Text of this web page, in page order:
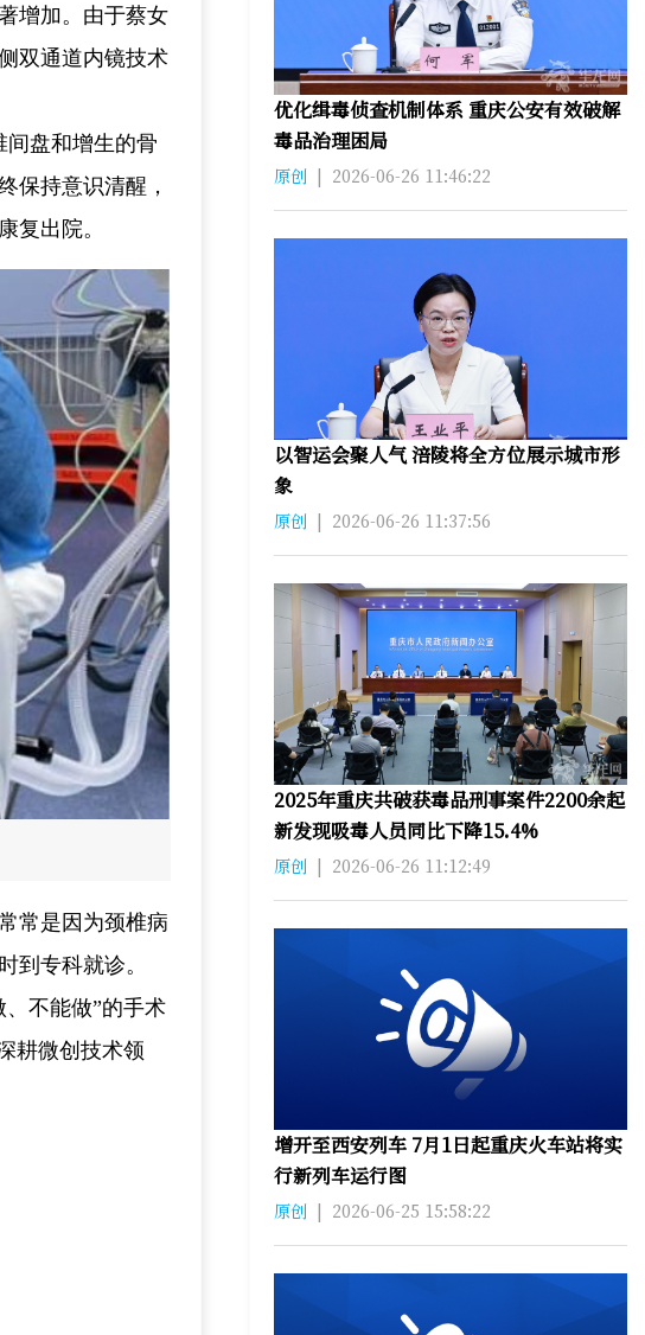
增加。由于蔡女
双通道内镜技术
间盘和增生的骨
保持意识清醒，
复出院。
常是因为颈椎病
到专科就诊。
不能做”的手术
耕微创技术领
优化缉毒侦查机制体系 重庆公安有效破解
毒品治理困局
原创 | 2026-06-26 11:46:22
以智运会聚人气 涪陵将全方位展示城市形
象
原创 | 2026-06-26 11:37:56
2025年重庆共破获毒品刑事案件2200余起
新发现吸毒人员同比下降15.4%
原创 | 2026-06-26 11:12:49
增开至西安列车 7月1日起重庆火车站将实
行新列车运行图
原创 | 2026-06-25 15:58:22